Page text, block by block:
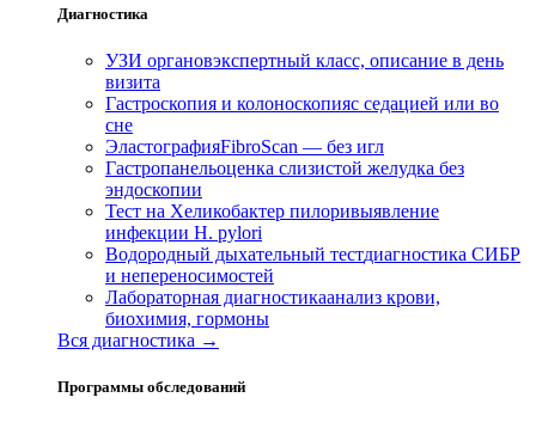
Диагностика
УЗИ органовэкспертный класс, описание в день
визита
Гастроскопия и колоноскопияс седацией или во
сне
ЭластографияFibroScan — без игл
Гастропанельоценка слизистой желудка без
эндоскопии
Тест на Хеликобактер пилоривыявление
инфекции H. pylori
Водородный дыхательный тестдиагностика СИБР
и непереносимостей
Лабораторная диагностикаанализ крови,
биохимия, гормоны
Вся диагностика →
Программы обследований